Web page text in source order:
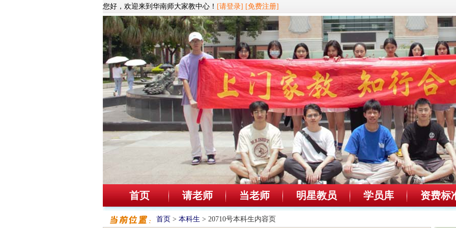
您好，欢迎来到华南师大家教中心！ [请登录] [免费注册]
首页 请老师 当老师 明星教员 学员库 资费标
首页 > 本科生 > 20710号本科生内容页